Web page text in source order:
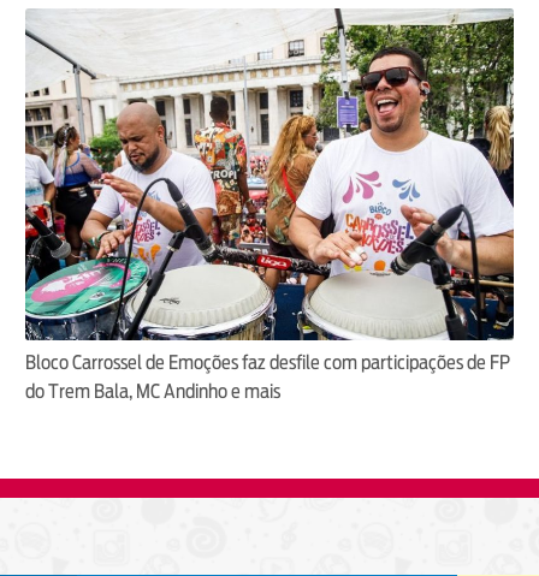
Bloco Carrossel de Emoções faz desfile com participações de FP
do Trem Bala, MC Andinho e mais